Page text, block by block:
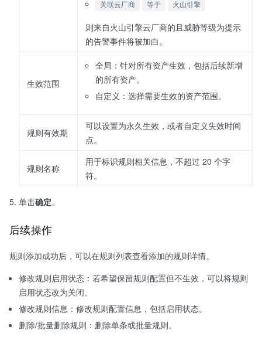
关联云厂商 等于 火山引擎
则来自火山引擎云厂商的且威胁等级为提示
的告警事件将被加白。
生效范围
全局：针对所有资产生效，包括后续新增
的所有资产。
自定义：选择需要生效的资产范围。
规则有效期
可以设置为永久生效，或者自定义失效时间
点。
规则名称
用于标识规则相关信息，不超过 20 个字
符。
单击确定。
后续操作
规则添加成功后，可以在规则列表查看添加的规则详情。
修改规则启用状态：若希望保留规则配置但不生效，可以将规则
启用状态改为关闭。
修改规则信息：修改规则配置信息，包括启用状态。
删除/批量删除规则：删除单条或批量规则。